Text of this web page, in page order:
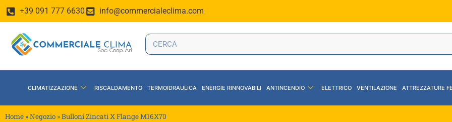
+39 091 777 6630 info@commercialeclima.com
CLIMATIZZAZIONE RISCALDAMENTO TERMOIDRAULICA ENERGIE RINNOVABILI ANTINCENDIO ELETTRICO VENTILAZIONE ATTREZZATURE
Home »Negozio »Bulloni Zincati X Flange M16X70